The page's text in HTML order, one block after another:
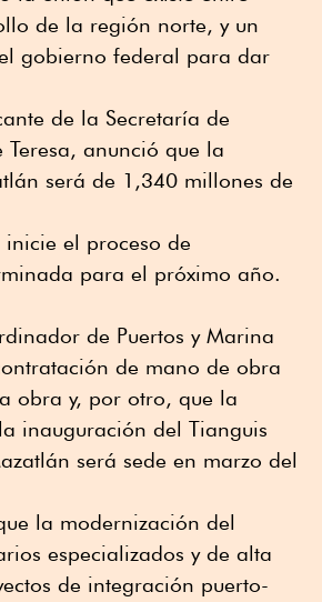
de la región norte, y un
gobierno federal para dar
de la Secretaría de
Teresa, anunció que la
será de 1,340 millones de
el proceso de
para el próximo año.
de Puertos y Marina
de mano de obra
obra y, por otro, que la
inauguración del Tianguis
será sede en marzo del
la modernización del
especializados y de alta
de integración puerto-